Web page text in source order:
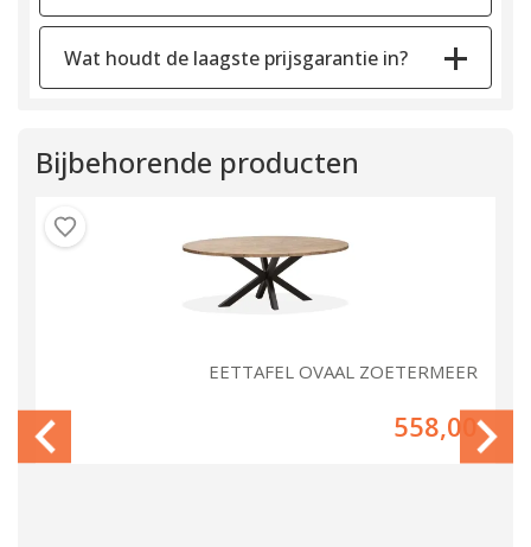
Wat houdt de laagste prijsgarantie in?
Bijbehorende producten
EETTAFEL OVAAL ZOETERMEER
558,00